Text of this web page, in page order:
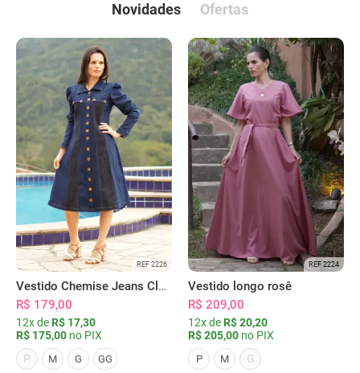
Novidades Ofertas
REF 2226
Vestido Chemise Jeans Clássica Serena
R$ 179,00
12x de R$ 17,30
R$ 175,00 no PIX
P
M G GG
REF 2224
Vestido longo rosê
R$ 209,00
12x de R$ 20,20
R$ 205,00 no PIX
P M G